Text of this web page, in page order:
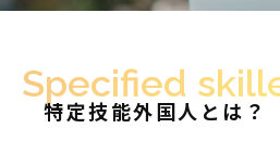
特定技能外国人とは？
Specified